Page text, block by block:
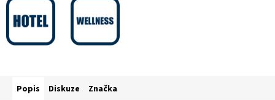
Popis Diskuze Značka